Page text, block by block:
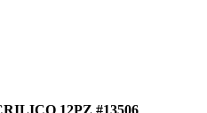
12PZ #13506